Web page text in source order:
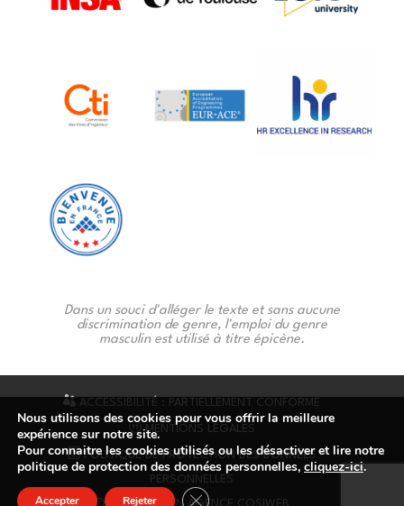
Dans un souci d'alléger le texte et sans aucune
discrimination de genre, l'emploi du genre
masculin est utilisé à titre épicène.
ACCESSIBILITÉ : PARTIELLEMENT CONFORME
MENTIONS LÉGALES
POLITIQUE DE PROTECTION DES DONNÉES
PERSONNELLES
© CONCEPTION AGENCE COSIWEB
Nous utilisons des cookies pour vous offrir la meilleure
expérience sur notre site.
Pour connaitre les cookies utilisés ou les désactiver et lire notre
politique de protection des données personnelles, cliquez-ici.
Accepter Rejeter Fermer la bannière des cookies